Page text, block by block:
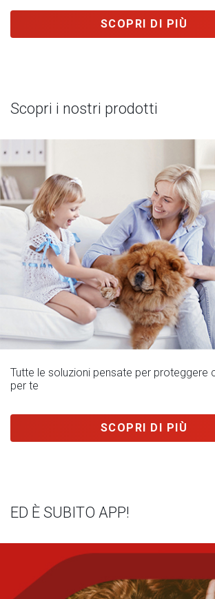
SCOPRI DI PIÙ
Scopri i nostri prodotti
Tutte le soluzioni pensate per proteggere
per te
SCOPRI DI PIÙ
ED È SUBITO APP!